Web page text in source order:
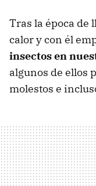
Tras la época de
calor y con él
insectos en
algunos de ellos
molestos e